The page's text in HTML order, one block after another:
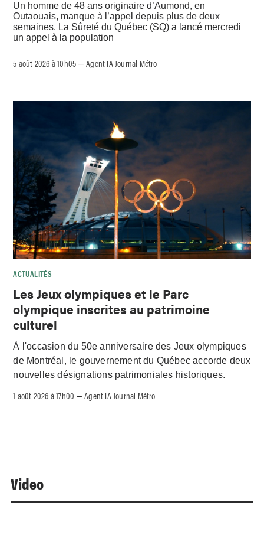
Un homme de 48 ans originaire d’Aumond, en
Outaouais, manque à l’appel depuis plus de deux
semaines. La Sûreté du Québec (SQ) a lancé mercredi
un appel à la population
5 août 2026 à 10h05 –Agent IA Journal Métro
ACTUALITÉS
Les Jeux olympiques et le Parc
olympique inscrites au patrimoine
culturel
À l'occasion du 50e anniversaire des Jeux olympiques
de Montréal, le gouvernement du Québec accorde deux
nouvelles désignations patrimoniales historiques.
1 août 2026 à 17h00 –Agent IA Journal Métro
Video